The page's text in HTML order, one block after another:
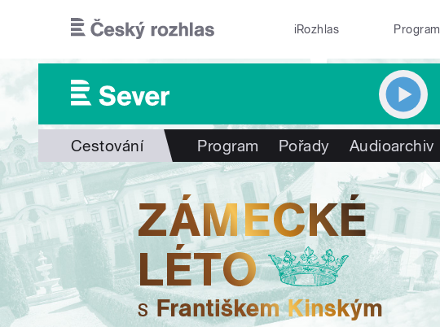
iRozhlas Program
Cestování Program Pořady Audioarchiv